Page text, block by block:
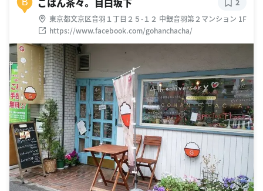
東京都文京区音羽１丁目２５-１２ 中銀音羽第２マンション 1F
https://www.facebook.com/gohanchacha/
2